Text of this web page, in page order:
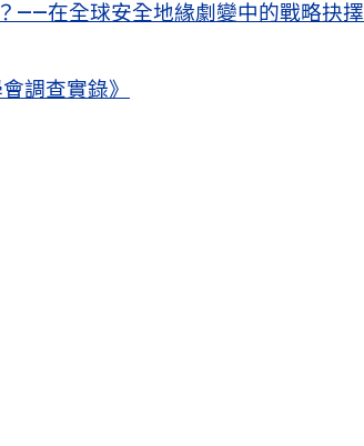
——在全球安全地緣劇變中的戰略抉擇
調查實錄》